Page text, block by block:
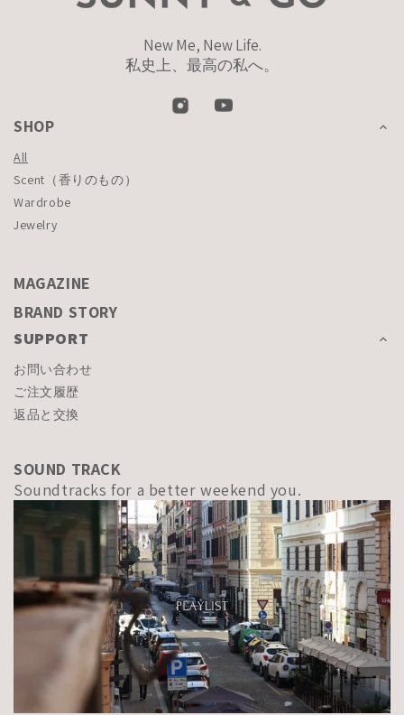
New Me, New Life.
私史上、最高の私へ。
SHOP
All
Scent（香りのもの）
Wardrobe
Jewelry
MAGAZINE
BRAND STORY
SUPPORT
お問い合わせ
ご注文履歴
返品と交換
SOUND TRACK
Soundtracks for a better weekend you.